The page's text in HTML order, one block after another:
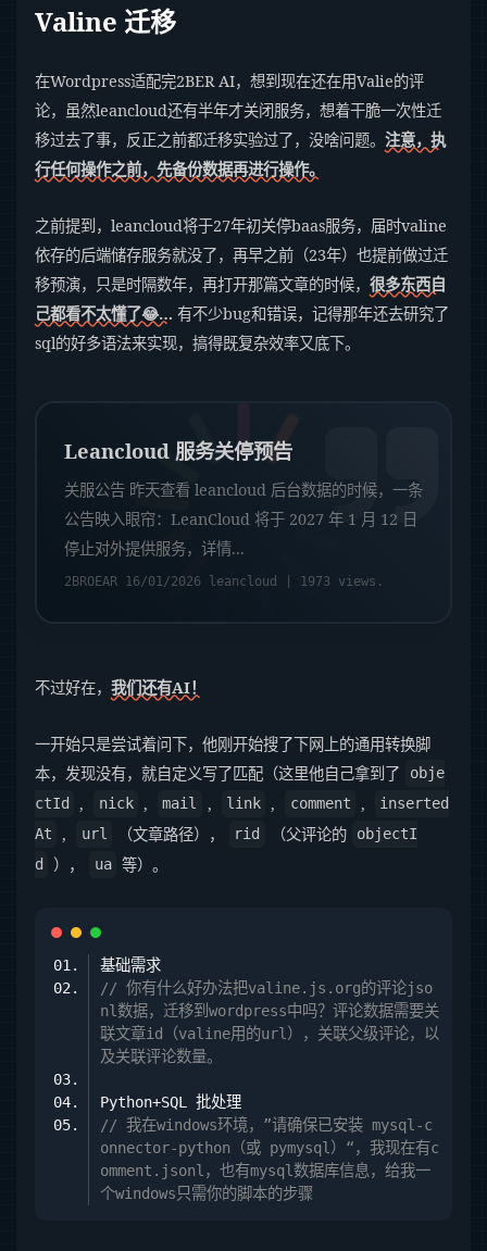
Valine 迁移
在Wordpress适配完2BER AI，想到现在还在用Valie的评
论，虽然leancloud还有半年才关闭服务，想着干脆一次性迁
移过去了事，反正之前都迁移实验过了，没啥问题。 注意，执
行任何操作之前，先备份数据再进行操作。
之前提到，leancloud将于27年初关停baas服务，届时valine
依存的后端储存服务就没了，再早之前（23年）也提前做过迁
移预演，只是时隔数年，再打开那篇文章的时候， 很多东西自
己都看不太懂了😂… 有不少bug和错误，记得那年还去研究了
sql的好多语法来实现，搞得既复杂效率又底下。
Leancloud 服务关停预告
关服公告 昨天查看 leancloud 后台数据的时候，一条
公告映入眼帘：LeanCloud 将于 2027 年 1 月 12 日
停止对外提供服务，详情...
2BROEAR 16/01/2026 leancloud | 1973 views.
不过好在， 我们还有AI！
一开始只是尝试着问下，他刚开始搜了下网上的通用转换脚
本，发现没有，就自定义写了匹配（这里他自己拿到了
obje
ctId
, nick , mail , link , comment ,
inserted
At
, url （文章路径）， rid （父评论的
objectI
d
）， ua 等）。
// 你有什么好办法把valine.js.org的评论jso
nl数据，迁移到wordpress中吗？评论数据需要关
联文章id（valine用的url），关联父级评论，以
及关联评论数量。
// 我在windows环境，”请确保已安装 mysql-c
onnector-python（或 pymysql）“，我现在有c
omment.jsonl，也有mysql数据库信息，给我一
个windows只需你的脚本的步骤